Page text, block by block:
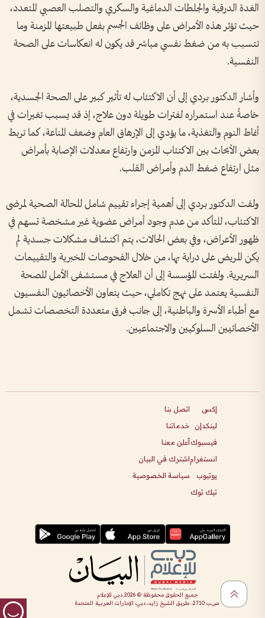
الغدة الدرقية والجلطات الدماغية والسكري والتصلب العصبي المتعدد،
حيث تؤثر هذه الأمراض على وظائف الجسم بفعل طبيعتها المزمنة وما
تتسبب به من ضغط نفسي مباشر قد يكون له انعكاسات على الصحة
النفسية.
وأشار الدكتور بردي إلى أن الاكتئاب له تأثير كبير على الصحة الجسدية،
خاصةً عند استمراره لفترات طويلة دون علاج، إذ قد يسبب تغيرات في
أنماط النوم والتغذية، ما يؤدي إلى الإرهاق العام وضعف المناعة، كما تربط
بعض الأبحاث بين الاكتئاب المزمن وارتفاع معدلات الإصابة بأمراض
مثل ارتفاع ضغط الدم وأمراض القلب.
ولفت الدكتور بردي إلى أهمية إجراء تقييم شامل للحالة الصحية لمرضى
الاكتئاب، للتأكد من عدم وجود أمراض عضوية غير مشخصة تسهم في
ظهور الأعراض، وفي بعض الحالات، يتم اكتشاف مشكلات جسدية لم
يكن المريض على دراية بها، من خلال الفحوصات المخبرية والتقييمات
السريرية. ولفتت المؤسسة إلى أن العلاج في مستشفى الأمل للصحة
النفسية يعتمد على نهج تكاملي، حيث يتعاون الأخصائيون النفسيون
مع أطباء الأسرة والباطنية، إلى جانب فرق متعددة التخصصات تشمل
الأخصائيين السلوكيين والاجتماعيين.
إكس
لينكدإن
فيسبوك
انستغرام
يوتيوب
تيك توك
اتصل بنا
خدماتنا
أعلن معنا
اشترك في البيان
سياسة الخصوصية
جميع الحقوق محفوظة ©2026 دبي للإعلام
ص.ب 2710، طريق الشيخ زايد، دبي، الإمارات العربية المتحدة